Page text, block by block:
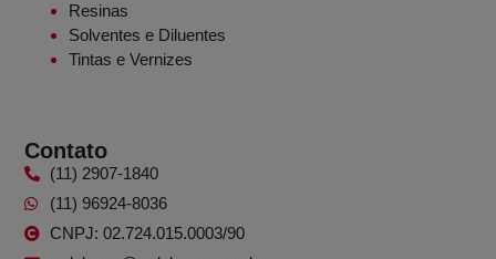
Resinas
Solventes e Diluentes
Tintas e Vernizes
Contato
(11) 2907-1840
(11) 96924-8036
CNPJ: 02.724.015.0003/90